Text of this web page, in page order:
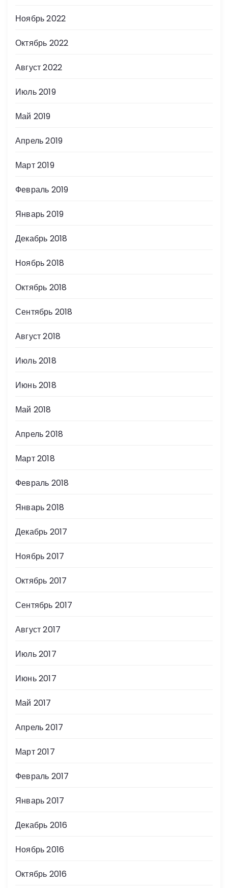
Ноябрь 2022
Октябрь 2022
Август 2022
Июль 2019
Май 2019
Апрель 2019
Март 2019
Февраль 2019
Январь 2019
Декабрь 2018
Ноябрь 2018
Октябрь 2018
Сентябрь 2018
Август 2018
Июль 2018
Июнь 2018
Май 2018
Апрель 2018
Март 2018
Февраль 2018
Январь 2018
Декабрь 2017
Ноябрь 2017
Октябрь 2017
Сентябрь 2017
Август 2017
Июль 2017
Июнь 2017
Май 2017
Апрель 2017
Март 2017
Февраль 2017
Январь 2017
Декабрь 2016
Ноябрь 2016
Октябрь 2016